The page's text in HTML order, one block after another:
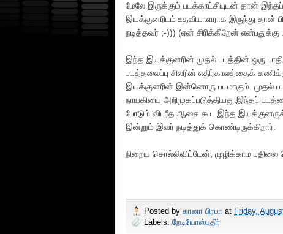
மேலே இருக்கும் படக்காட்சியுடன் தான்
இயக்குனரிடம் உதவியாளராக இருந்து
நடித்தவர் ;-))) (ஏன் சிரிக்கிறேன்
இந்த இயக்குனரின் முதல் படத்தின் ஒரு
படத்தலைப்பு சிலரின் எதிர்காலத்தைக்
இயக்குனரின் இன்னொரு படமாகும். முதல்
நாயகியை அறிமுகப்படுத்தியது.இந்தப்
போடும் விபரீத ஆசை கூட இந்த
இன்றும் இவர் நடித்துக் கொண்டிருக்கிறார்.
நிறைய சொல்லிவிட்டேன், முழிக்காம பதிலை
Posted by கானா பிரபா at Friday,
Labels: றேடியோஸ்புதிர்